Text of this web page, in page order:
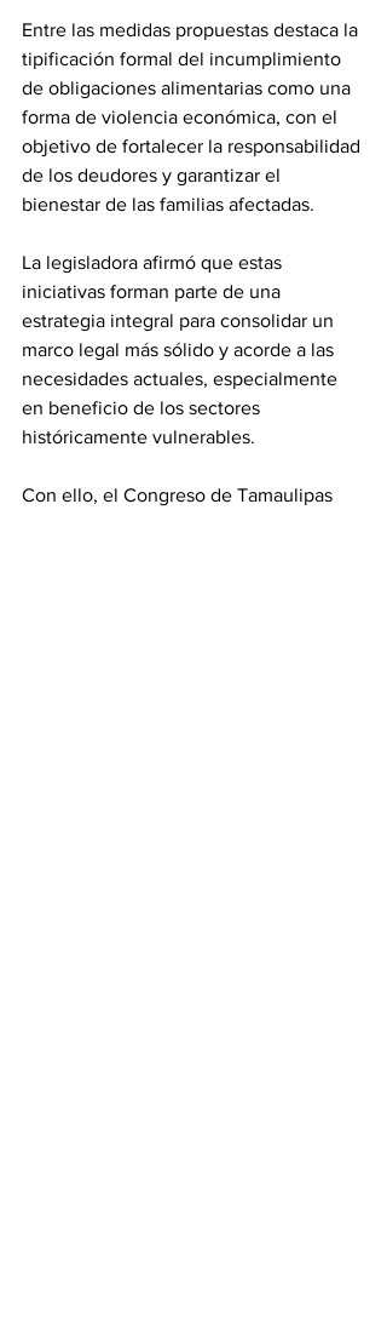
Entre las medidas propuestas destaca la
tipificación formal del incumplimiento
de obligaciones alimentarias como una
forma de violencia económica, con el
objetivo de fortalecer la responsabilidad
de los deudores y garantizar el
bienestar de las familias afectadas.
La legisladora afirmó que estas
iniciativas forman parte de una
estrategia integral para consolidar un
marco legal más sólido y acorde a las
necesidades actuales, especialmente
en beneficio de los sectores
históricamente vulnerables.
Con ello, el Congreso de Tamaulipas